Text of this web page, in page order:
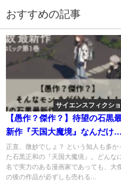
おすすめの記事
サイエンスフィクシ
【愚作？傑作？】待望の石黒
新作『天国大魔境』なんだけ
ど…【面白くない…？】
正直、微妙でしょ？ という知人も多か
た石黒正和の『天国大魔境』。どんな
名で実力のある漫画家であっても、大
の後の作品が必ずしも売れる...